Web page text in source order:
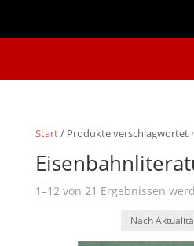
Start/ Produkte verschlagwortet
1–12 von 21 Ergebnissen